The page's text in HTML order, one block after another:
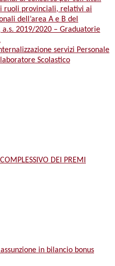
ruoli provinciali, relativi ai
dell’area A e B del
a.s. 2019/2020 – Graduatorie
servizi Personale
Scolastico
DEI PREMI
in bilancio bonus